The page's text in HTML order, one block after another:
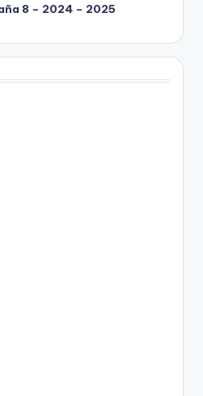
8 – 2024 – 2025